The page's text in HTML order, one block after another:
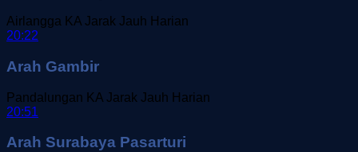
Airlangga KA Jarak Jauh Harian
20:22
Arah Gambir
Pandalungan KA Jarak Jauh Harian
20:51
Arah Surabaya Pasarturi